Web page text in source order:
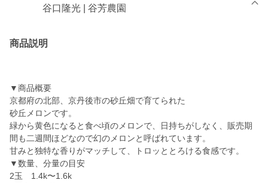
谷口隆光 | 谷芳農園
商品説明
▼商品概要
京都府の北部、京丹後市の砂丘畑で育てられた
砂丘メロンです。
緑から黄色になると食べ頃のメロンで、日持ちがしなく、販売期
間も二週間ほどなので幻のメロンと呼ばれています。
甘みと独特な香りがマッチして、トロッととろける食感です。
▼数量、分量の目安
2玉 1.4k〜1.6k